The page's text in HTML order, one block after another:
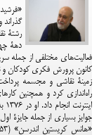
رشتۀ
دهۀ
فعالیت‌های مختلفی از جمله
راه‌اندازی کرد و همچنین
جوایز بسیاری از جمله جایزۀ